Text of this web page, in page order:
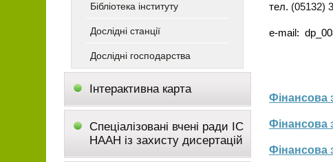
Бібліотека інституту
Дослідні станції
Дослідні господарства
Інтерактивна карта
Спеціалізовані вчені ради ІС
НААН із захисту дисертацій
тел. (05132)
e-mail:
Фінансова
Фінансова
Фінансова